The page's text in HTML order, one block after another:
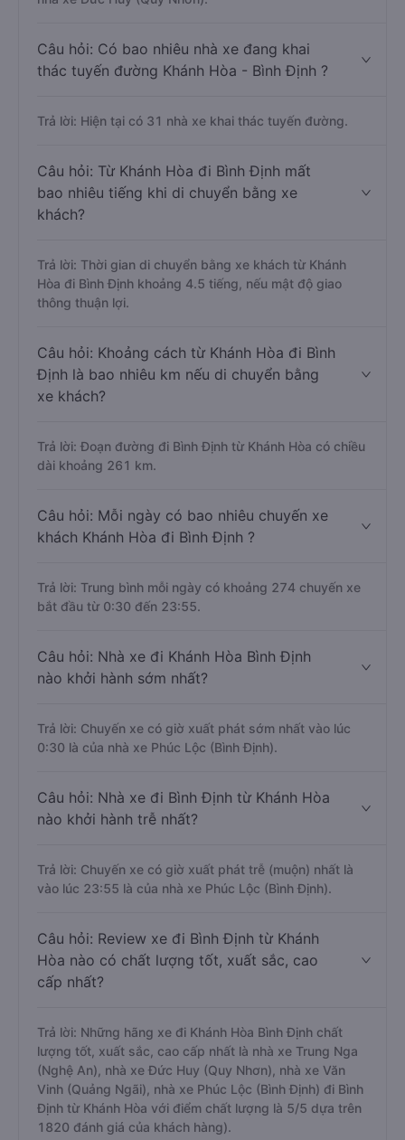
Câu hỏi: Có bao nhiêu nhà xe đang khai
thác tuyến đường Khánh Hòa - Bình Định ?
Trả lời: Hiện tại có 31 nhà xe khai thác tuyến đường.
Câu hỏi: Từ Khánh Hòa đi Bình Định mất
bao nhiêu tiếng khi di chuyển bằng xe
khách?
Trả lời: Thời gian di chuyển bằng xe khách từ Khánh
Hòa đi Bình Định khoảng 4.5 tiếng, nếu mật độ giao
thông thuận lợi.
Câu hỏi: Khoảng cách từ Khánh Hòa đi Bình
Định là bao nhiêu km nếu di chuyển bằng
xe khách?
Trả lời: Đoạn đường đi Bình Định từ Khánh Hòa có chiều
dài khoảng 261 km.
Câu hỏi: Mỗi ngày có bao nhiêu chuyến xe
khách Khánh Hòa đi Bình Định ?
Trả lời: Trung bình mỗi ngày có khoảng 274 chuyến xe
bắt đầu từ 0:30 đến 23:55.
Câu hỏi: Nhà xe đi Khánh Hòa Bình Định
nào khởi hành sớm nhất?
Trả lời: Chuyến xe có giờ xuất phát sớm nhất vào lúc
0:30 là của nhà xe Phúc Lộc (Bình Định).
Câu hỏi: Nhà xe đi Bình Định từ Khánh Hòa
nào khởi hành trễ nhất?
Trả lời: Chuyến xe có giờ xuất phát trễ (muộn) nhất là
vào lúc 23:55 là của nhà xe Phúc Lộc (Bình Định).
Câu hỏi: Review xe đi Bình Định từ Khánh
Hòa nào có chất lượng tốt, xuất sắc, cao
cấp nhất?
Trả lời: Những hãng xe đi Khánh Hòa Bình Định chất
lượng tốt, xuất sắc, cao cấp nhất là nhà xe Trung Nga
(Nghệ An), nhà xe Đức Huy (Quy Nhơn), nhà xe Văn
Vinh (Quảng Ngãi), nhà xe Phúc Lộc (Bình Định) đi Bình
Định từ Khánh Hòa với điểm chất lượng là 5/5 dựa trên
1820 đánh giá của khách hàng).